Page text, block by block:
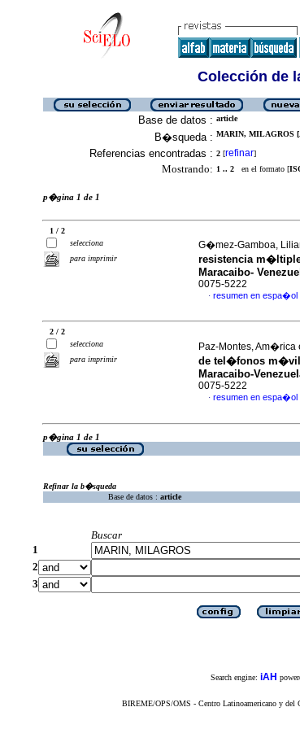
Colección de
Base de datos : article
B�squeda : MARIN, MILAGROS
Referencias encontradas : 2 [refinar]
Mostrando: 1 .. 2 en el formato [
p�gina 1 de 1
1 / 2
selecciona
para imprimir
G�mez-Gamboa,
resistencia
Maracaibo-
0075-5222
· resumen en espa�ol
2 / 2
selecciona
para imprimir
Paz-Montes, Am�rica
de tel�fonos
Maracaibo-
0075-5222
· resumen en espa�ol
p�gina 1 de 1
Refinar la b�squeda
Base de datos : article
Buscar
1
2
3
Search engine: iAH
BIREME/OPS/OMS - Centro Latinoamericano y del